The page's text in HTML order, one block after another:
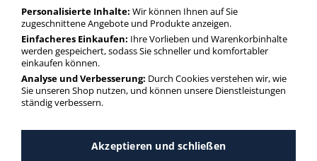
Ösenhefter gelb
mehr Infos zur Kategorie
Ösenhefter
Personalisierte Inhalte: Wir können Ihnen auf Sie
zugeschnittene Angebote und Produkte anzeigen.
Einfacheres Einkaufen: Ihre Vorlieben und Warenkorbinhalte
werden gespeichert, sodass Sie schneller und komfortabler
einkaufen können.
Analyse und Verbesserung: Durch Cookies verstehen wir, wie
Sie unseren Shop nutzen, und können unsere Dienstleistungen
ständig verbessern.
Akzeptieren und schließen